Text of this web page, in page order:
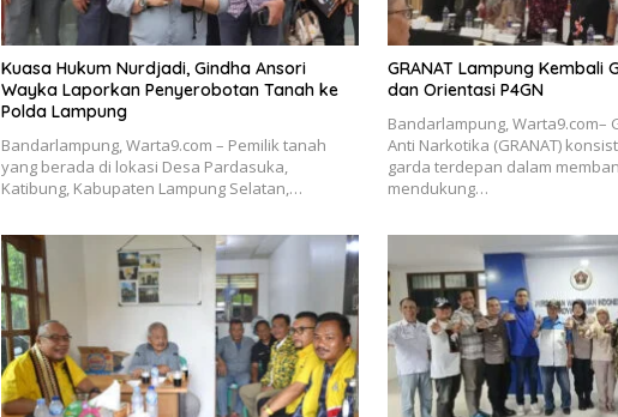
Kuasa Hukum Nurdjadi, Gindha Ansori
Wayka Laporkan Penyerobotan Tanah ke
Polda Lampung
Bandarlampung, Warta9.com – Pemilik tanah
yang berada di lokasi Desa Pardasuka,
Katibung, Kabupaten Lampung Selatan,…
GRANAT Lampung Kembali
dan Orientasi P4GN
Bandarlampung, Warta9.com–
Anti Narkotika (GRANAT)
garda terdepan dalam
mendukung…